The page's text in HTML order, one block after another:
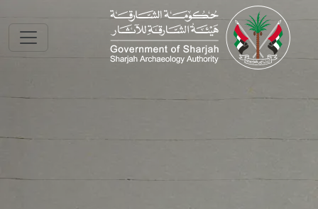
Skip to main